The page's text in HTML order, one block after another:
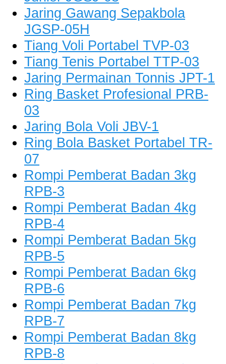
Jaring Gawang Sepakbola
JGSP-05H
Tiang Voli Portabel TVP-03
Tiang Tenis Portabel TTP-03
Jaring Permainan Tonnis JPT-1
Ring Basket Profesional PRB-
03
Jaring Bola Voli JBV-1
Ring Bola Basket Portabel TR-
07
Rompi Pemberat Badan 3kg
RPB-3
Rompi Pemberat Badan 4kg
RPB-4
Rompi Pemberat Badan 5kg
RPB-5
Rompi Pemberat Badan 6kg
RPB-6
Rompi Pemberat Badan 7kg
RPB-7
Rompi Pemberat Badan 8kg
RPB-8